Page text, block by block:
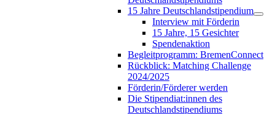
15 Jahre Deutschlandstipendium
Interview mit Förderin
15 Jahre, 15 Gesichter
Spendenaktion
Begleitprogramm: BremenConnect
Rückblick: Matching Challenge
2024/2025
Förderin/Förderer werden
Die Stipendiat:innen des
Deutschlandstipendiums